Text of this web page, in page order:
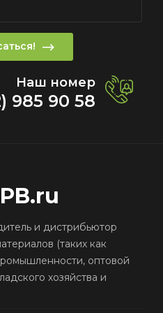
Наш номер
985 90 58
и дистрибьютор
(таких как
оптовой
хозяйства и